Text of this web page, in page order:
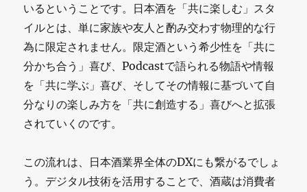
いるということです。日本酒を「共に楽しむ」スタ
イルとは、単に家族や友人と酌み交わす物理的な行
為に限定されません。限定酒という希少性を「共に
分かち合う」喜び、Podcastで語られる物語や情報
を「共に学ぶ」喜び、そしてその情報に基づいて自
分なりの楽しみ方を「共に創造する」喜びへと拡張
されていくのです。
この流れは、日本酒業界全体のDXにも繋がるでしょ
う。デジタル技術を活用することで、酒蔵は消費者